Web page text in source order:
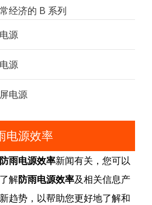
经济的 B 系列
源
源
电源
电源效率
防雨电源效率新闻有关，您可以
解防雨电源效率及相关信息产
趋势，以帮助您更好地了解和